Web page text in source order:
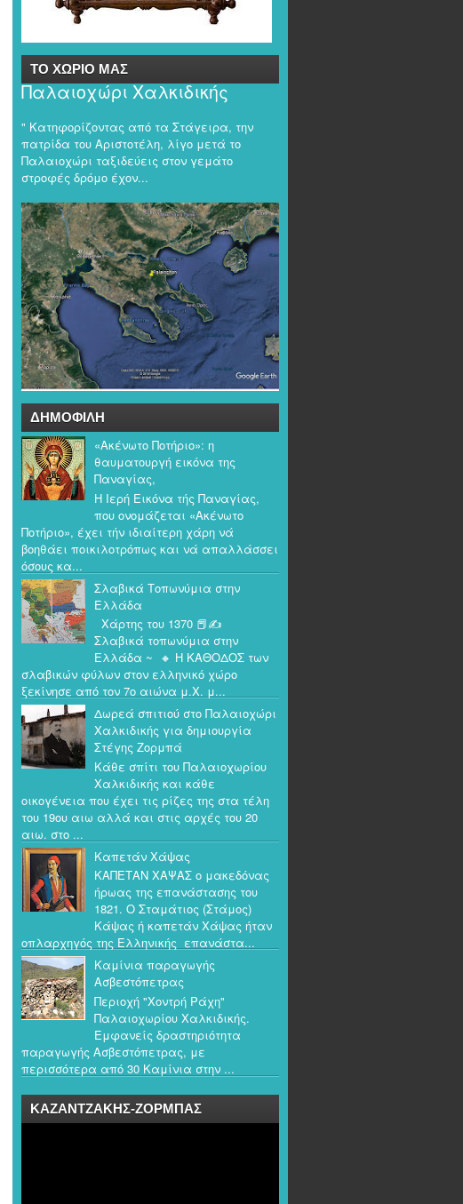
ΤΟ ΧΩΡΙΟ ΜΑΣ
Παλαιοχώρι Χαλκιδικής
" Κατηφορίζοντας από τα Στάγειρα, την
πατρίδα του Αριστοτέλη, λίγο μετά το
Παλαιοχώρι ταξιδεύεις στον γεμάτο
στροφές δρόμο έχον...
ΔΗΜΟΦΙΛΗ
«Ακένωτο Ποτήριο»: η
θαυματουργή εικόνα της
Παναγίας,
Η Ιερή Εικόνα τής Παναγίας,
που ονομάζεται «Ακένωτο
Ποτήριο», έχει τήν ιδιαίτερη χάρη νά
βοηθάει ποικιλοτρόπως και νά απαλλάσσει
όσους κα...
Σλαβικά Τοπωνύμια στην
Ελλάδα
Χάρτης του 1370 📕✍️
Σλαβικά τοπωνύμια στην
Ελλάδα ~ 🔸 Η ΚΑΘΟΔΟΣ των
σλαβικών φύλων στον ελληνικό χώρο
ξεκίνησε από τον 7ο αιώνα μ.Χ. μ...
Δωρεά σπιτιού στο Παλαιοχώρι
Χαλκιδικής για δημιουργία
Στέγης Ζορμπά
Κάθε σπίτι του Παλαιοχωρίου
Χαλκιδικής και κάθε
οικογένεια που έχει τις ρίζες της στα τέλη
του 19ου αιω αλλά και στις αρχές του 20
αιω. στο ...
Καπετάν Χάψας
ΚΑΠΕΤΑΝ ΧΑΨΑΣ ο μακεδόνας
ήρωας της επανάστασης του
1821. Ο Σταμάτιος (Στάμος)
Κάψας ή καπετάν Χάψας ήταν
οπλαρχηγός της Ελληνικής επανάστα...
Καμίνια παραγωγής
Ασβεστόπετρας
Περιοχή "Χοντρή Ράχη"
Παλαιοχωρίου Χαλκιδικής.
Εμφανείς δραστηριότητα
παραγωγής Ασβεστόπετρας, με
περισσότερα από 30 Καμίνια στην ...
ΚΑΖΑΝΤΖΑΚΗΣ-ΖΟΡΜΠΑΣ